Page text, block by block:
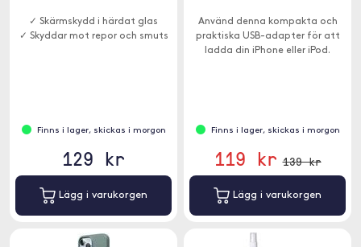
✓ Skärmskydd i härdat glas
✓ Skyddar mot repor och smuts
Finns i lager, skickas i morgon
129 kr
Lägg i varukorgen
Använd denna kompakta och
praktiska USB-adapter för att
ladda din iPhone eller iPod.
Finns i lager, skickas i morgon
119 kr 139 kr
Lägg i varukorgen